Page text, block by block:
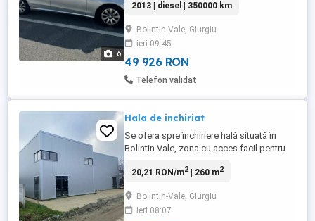
6
schimbata la 300000 Km + injectoare noi.
Masina arata si functioneaza perfect- nu
necesita investitii. Mai multe detalii la
telefon
2013 | diesel | 350000 km
Bolintin-Vale, Giurgiu
ieri 09:45
49 926 RON
Telefon validat
Hala de inchiriat
Se ofera spre închiriere hală situată în
Bolintin Vale, zona cu acces facil pentru
principal
20,21 RON/m2| 260 m2
Bolintin-Vale, Giurgiu
ieri 08:07